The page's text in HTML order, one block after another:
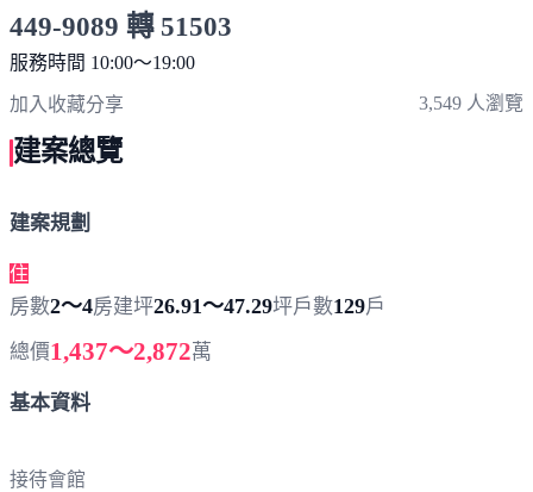
449-9089 轉 51503
服務時間 10:00～19:00
加入收藏分享 3,549 人瀏覽
建案總覽
建案規劃
住
房數2～4房建坪26.91～47.29坪戶數129戶
總價1,437～2,872萬
基本資料
接待會館